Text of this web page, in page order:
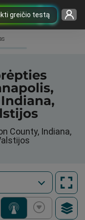
greičio testą
County, Indiana,